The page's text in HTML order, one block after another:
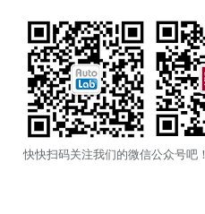
快快扫码关注我们的微信公众号吧！